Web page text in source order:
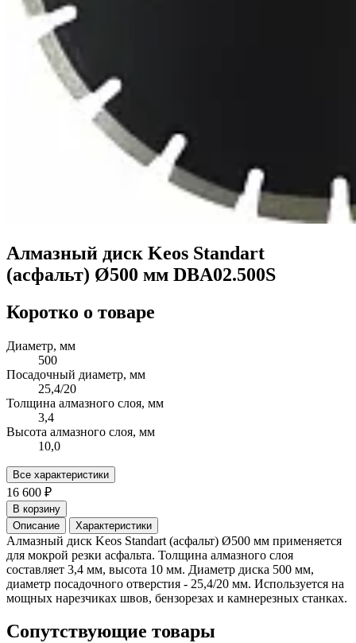
Алмазный диск Keos Standart
(асфальт) Ø500 мм DBA02.500S
Коротко о товаре
Диаметр, мм
500
Посадочный диаметр, мм
25,4/20
Толщина алмазного слоя, мм
3,4
Высота алмазного слоя, мм
10,0
Все характеристики
16 600 ₽
В корзину
Описание
Характеристики
Алмазный диск Keos Standart (асфальт) Ø500 мм применяется
для мокрой резки асфальта. Толщина алмазного слоя
составляет 3,4 мм, высота 10 мм. Диаметр диска 500 мм,
диаметр посадочного отверстия - 25,4/20 мм. Используется на
мощных нарезчиках швов, бензорезах и камнерезных станках.
Сопутствующие товары